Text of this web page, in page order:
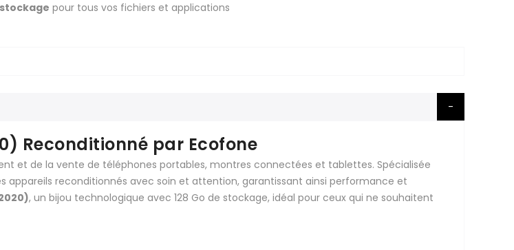
stockage pour tous vos fichiers et applications
Reconditionné par Ecofone
et de la vente de téléphones portables, montres connectées et tablettes. Spécialisée
appareils reconditionnés avec soin et attention, garantissant ainsi performance et
, un bijou technologique avec 128 Go de stockage, idéal pour ceux qui ne souhaitent